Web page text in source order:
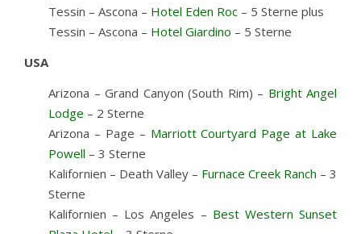
Tessin – Ascona – Hotel Eden Roc – 5 Sterne plus
Tessin – Ascona – Hotel Giardino – 5 Sterne
USA
Arizona – Grand Canyon (South Rim) – Bright Angel
Lodge – 2 Sterne
Arizona – Page – Marriott Courtyard Page at Lake
Powell – 3 Sterne
Kalifornien – Death Valley – Furnace Creek Ranch – 3
Sterne
Kalifornien – Los Angeles – Best Western Sunset